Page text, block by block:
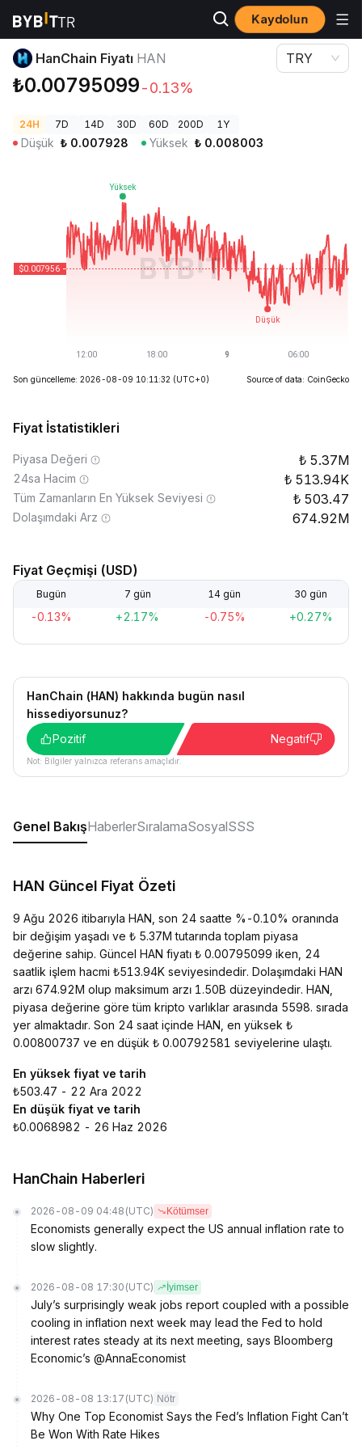
Kaydolun
Kripto Fiyatları
HanChain Fiyatı HAN
₺0.00795099-0.13%
TRY
24H 7D 14D 30D 60D 200D 1Y
Düşük ₺ 0.007928 Yüksek ₺ 0.008003
Son güncelleme: 2026-08-09 10:11:32 (UTC+0) Source of data: CoinGecko
Fiyat İstatistikleri
Piyasa Değeri 5.37M
24sa Hacim 513.94K
Tüm Zamanların En Yüksek Seviyesi 503.47
Dolaşımdaki Arz 674.92M
Fiyat Geçmişi (USD)
Bugün 7 gün 14 gün 30 gün
-0.13% +2.17% -0.75% +0.27%
HanChain (HAN) hakkında bugün nasıl
hissediyorsunuz?
Pozitif
Negatif
Not: Bilgiler yalnızca referans amaçlıdır.
Genel BakışHaberlerSıralamaSosyalSSS
HAN Güncel Fiyat Özeti
9 Ağu 2026 itibarıyla HAN, son 24 saatte %-0.10% oranında
bir değişim yaşadı ve ₺ 5.37M tutarında toplam piyasa
değerine sahip. Güncel HAN fiyatı ₺ 0.00795099 iken, 24
saatlik işlem hacmi ₺513.94K seviyesindedir. Dolaşımdaki HAN
arzı 674.92M olup maksimum arzı 1.50B düzeyindedir. HAN,
piyasa değerine göre tüm kripto varlıklar arasında 5598. sırada
yer almaktadır. Son 24 saat içinde HAN, en yüksek ₺
0.00800737 ve en düşük ₺ 0.00792581 seviyelerine ulaştı.
En yüksek fiyat ve tarih
₺503.47 - 22 Ara 2022
En düşük fiyat ve tarih
₺0.0068982 - 26 Haz 2026
HanChain Haberleri
2026-08-09 04:48 (UTC) Kötümser
Economists generally expect the US annual inflation rate to
slow slightly.
2026-08-08 17:30 (UTC) İyimser
July’s surprisingly weak jobs report coupled with a possible
cooling in inflation next week may lead the Fed to hold
interest rates steady at its next meeting, says Bloomberg
Economic’s @AnnaEconomist
2026-08-08 13:17 (UTC) Nötr
Why One Top Economist Says the Fed’s Inflation Fight Can’t
Be Won With Rate Hikes